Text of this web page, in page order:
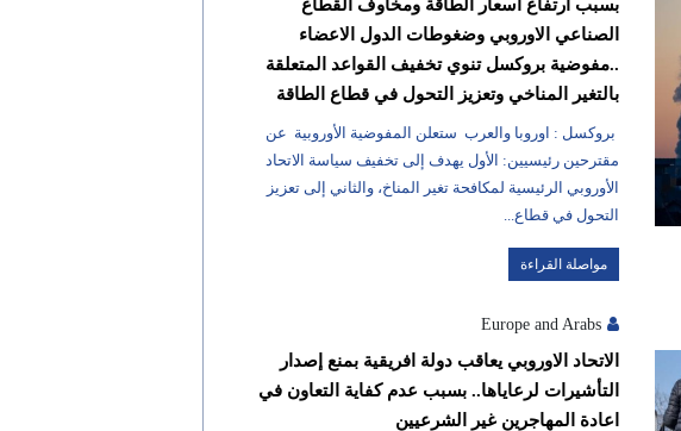
بسبب ارتفاع اسعار الطاقة ومخاوف القطاع
الصناعي الاوروبي وضغوطات الدول الاعضاء
..مفوضية بروكسل تنوي تخفيف القواعد المتعلقة
بالتغير المناخي وتعزيز التحول في قطاع الطاقة
بروكسل : اوروبا والعرب ستعلن المفوضية الأوروبية عن
مقترحين رئيسيين: الأول يهدف إلى تخفيف سياسة الاتحاد
الأوروبي الرئيسية لمكافحة تغير المناخ، والثاني إلى تعزيز
التحول في قطاع...
مواصلة القراءة
Europe and Arabs
الاتحاد الاوروبي يعاقب دولة افريقية بمنع إصدار
التأشيرات لرعاياها.. بسبب عدم كفاية التعاون في
اعادة المهاجرين غير الشرعيين